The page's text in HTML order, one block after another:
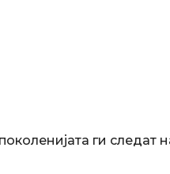
ги следат